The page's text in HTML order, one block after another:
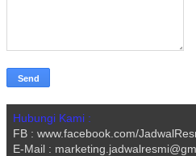
Hubungi Kami :
FB : www.facebook.com/
E-Mail :